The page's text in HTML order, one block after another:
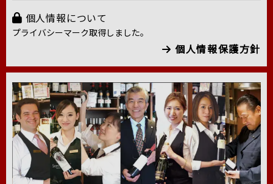
個人情報について
プライバシーマーク取得しました。
個人情報保護方針